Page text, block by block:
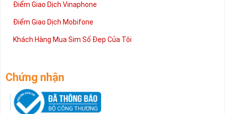
Điểm Giao Dịch Vinaphone
Điểm Giao Dịch Mobifone
Khách Hàng Mua Sim Số Đẹp Của Tôi
Chứng nhận